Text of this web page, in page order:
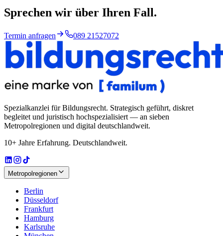
Sprechen wir über Ihren Fall.
Termin anfragen 089 21527072
Spezialkanzlei für Bildungsrecht. Strategisch geführt, diskret
begleitet und juristisch hochspezialisiert — an sieben
Metropolregionen und digital deutschlandweit.
10+ Jahre Erfahrung. Deutschlandweit.
Metropolregionen
Berlin
Düsseldorf
Frankfurt
Hamburg
Karlsruhe